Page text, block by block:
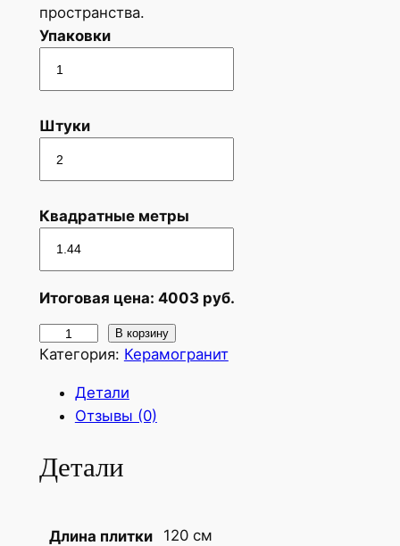
пространства.
Упаковки
Штуки
Квадратные метры
Итоговая цена: 4003 руб.
о
с
В корзину
Категория: Керамогранит
Детали
Отзывы (0)
Детали
Длина плитки 120 см